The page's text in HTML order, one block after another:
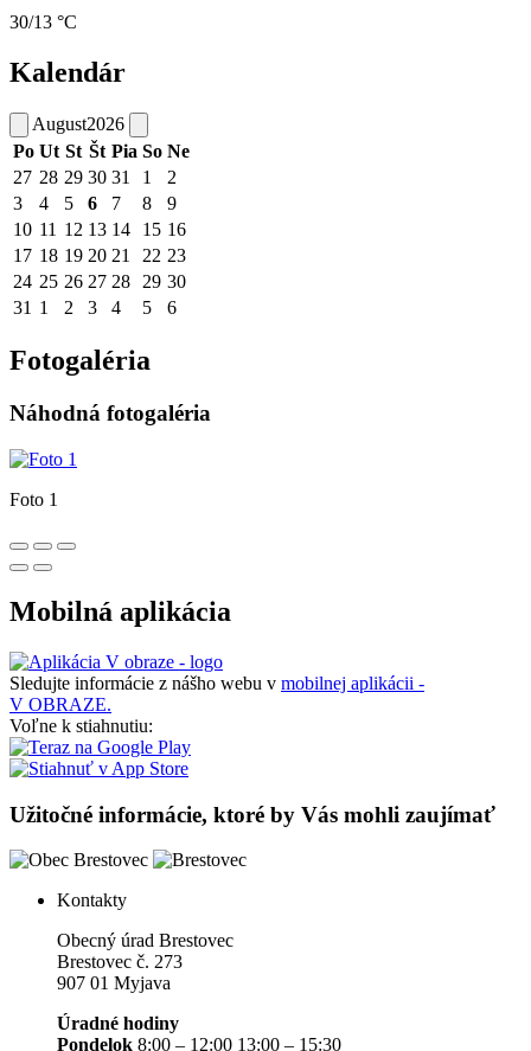
30/13 °C
Kalendár
August2026
Po Ut St Št Pia So Ne
27 28 29 30 31 1
2
3
4 5 6 7 8
9
10 11 12 13 14 15 16
17 18 19 20 21 22 23
24 25 26 27 28 29 30
31 1 2 3 4 5 6
Fotogaléria
Náhodná fotogaléria
Foto 1
Mobilná aplikácia
Sledujte informácie z nášho webu v mobilnej aplikácii -
V OBRAZE.
Voľne k stiahnutiu:
Užitočné informácie, ktoré by Vás mohli zaujímať
Kontakty
Obecný úrad Brestovec
Brestovec č. 273
907 01 Myjava
Úradné hodiny
Pondelok 8:00 – 12:00 13:00 – 15:30